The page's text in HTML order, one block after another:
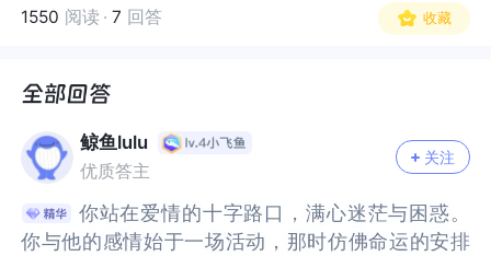
他也没有积蓄）分手，他因为赌气跟别的女生在一
起当月就有了孩子，女生不肯打掉，坚决要生，他
比较开放，而且性跟爱分的很清，我知道他爱我，
了他，就等他来跟我和好，但是他因为自卑也因为
对我不信任就被动消极等待我去找他，我们也有微
信，期间也联系过，他表达过歉意也想和好，但是
不明显，我想等他我也因为工作繁忙以及高自尊等
积蓄）分手，他因为赌气跟别的女生在一起当月就
有了孩子，女生不肯打掉，坚决要生，他是海归，
放，而且性跟爱分的很清，我知道他爱我，可是我
就等他来跟我和好，但是他因为自卑也因为对我不
信任就被动消极等待我去找他，我们也有微信，期
间也联系过，他表达过歉意也想和好，但是不明
显，我想等他我也因为工作繁忙以及高自尊等他来
1550 阅读 · 7 回答 收藏
鲸鱼lulu
优质答主
关注
你站在爱情的十字路口，满心迷茫与困惑。
你与他的感情始于一场活动，那时仿佛命运的安排
你与他的感情始于一场活动，那时仿佛命运的安排